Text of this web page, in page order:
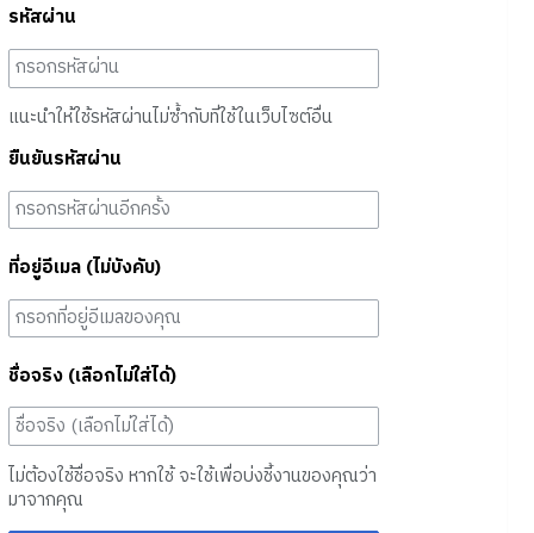
รหัสผ่าน
แนะนำให้ใช้รหัสผ่านไม่ซ้ำกับที่ใช้ในเว็บไซต์อื่น
ยืนยันรหัสผ่าน
ที่อยู่อีเมล (ไม่บังคับ)
ชื่อจริง (เลือกไม่ใส่ได้)
ไม่ต้องใช้ชื่อจริง หากใช้ จะใช้เพื่อบ่งชี้งานของคุณว่า
มาจากคุณ